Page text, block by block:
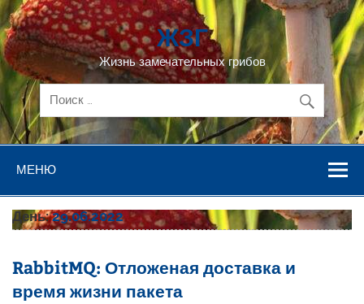
Перейти
к
содержимому
ЖЗГ
Жизнь замечательных грибов
МЕНЮ
День:29.06.2022
RabbitMQ: Отложеная доставка и
время жизни пакета